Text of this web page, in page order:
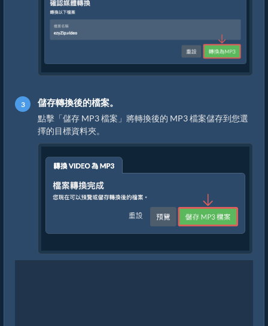
儲存轉換後的檔案。
點擊「儲存 MP3 檔案」將轉換後的 MP3 檔案儲存到您選
擇的目標資料夾。